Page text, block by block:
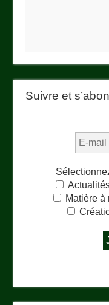
Suivre et
Matière à